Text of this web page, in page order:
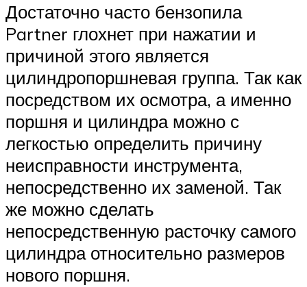
Достаточно часто бензопила
Partner глохнет при нажатии и
причиной этого является
цилиндропоршневая группа. Так как
посредством их осмотра, а именно
поршня и цилиндра можно с
легкостью определить причину
неисправности инструмента,
непосредственно их заменой. Так
же можно сделать
непосредственную расточку самого
цилиндра относительно размеров
нового поршня.